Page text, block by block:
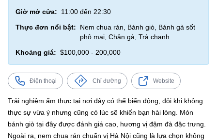
Giờ mở cửa:
11:00 đến 22:30
Thực đơn nổi bật:
Nem chua rán, Bánh giò, Bánh gà sốt
phô mai, Chân gà, Trà chanh
Khoảng giá: $100,000 - 200,000
Điện thoại Chỉ đường Website
Trải nghiệm ẩm thực tại nơi đây có thể biến động, đôi khi không
thực sự vừa ý nhưng cũng có lúc sẽ khiến bạn hài lòng. Món
bánh giò tại đây được đánh giá cao, hương vị đậm đà đặc trưng.
Ngoài ra, nem chua rán chuẩn vị Hà Nội cũng là lựa chọn không